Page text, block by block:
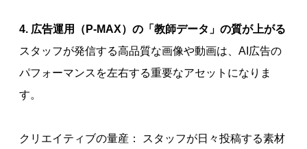
4. 広告運用（P-MAX）の「教師データ」の質が上がる
スタッフが発信する高品質な画像や動画は、AI広告の
パフォーマンスを左右する重要なアセットになりま
す。
クリエイティブの量産： スタッフが日々投稿する素材